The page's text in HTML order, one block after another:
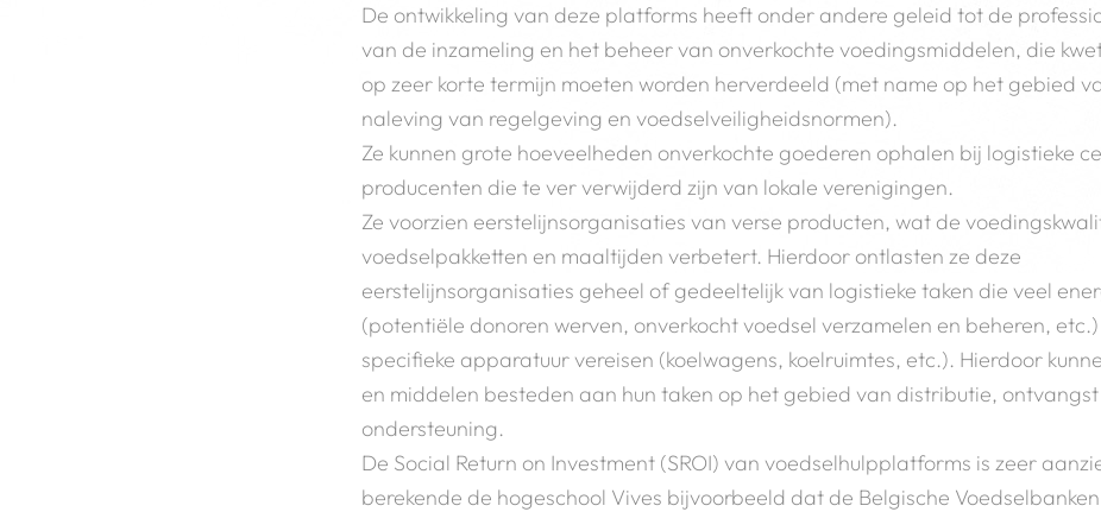
De ontwikkeling van deze platforms heeft onder andere geleid tot de
van de inzameling en het beheer van onverkochte voedingsmiddelen, die
op zeer korte termijn moeten worden herverdeeld (met name op het gebied
naleving van regelgeving en voedselveiligheidsnormen).
Ze kunnen grote hoeveelheden onverkochte goederen ophalen bij logistieke
producenten die te ver verwijderd zijn van lokale verenigingen.
Ze voorzien eerstelijnsorganisaties van verse producten, wat de
voedselpakketten en maaltijden verbetert. Hierdoor ontlasten ze deze
eerstelijnsorganisaties geheel of gedeeltelijk van logistieke taken die veel
(potentiële donoren werven, onverkocht voedsel verzamelen en beheren,
specifieke apparatuur vereisen (koelwagens, koelruimtes, etc.). Hierdoor
en middelen besteden aan hun taken op het gebied van distributie,
ondersteuning.
De Social Return on Investment (SROI) van voedselhulpplatforms is zeer
berekende de hogeschool Vives bijvoorbeeld dat de Belgische